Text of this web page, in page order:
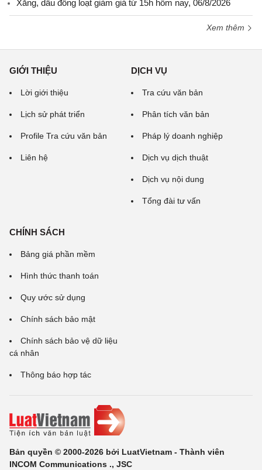
Xăng, dầu đồng loạt giảm giá từ 15h hôm nay, 06/8/2026
Xem thêm
GIỚI THIỆU
Lời giới thiệu
Lịch sử phát triển
Profile Tra cứu văn bản
Liên hệ
DỊCH VỤ
Tra cứu văn bản
Phân tích văn bản
Pháp lý doanh nghiệp
Dịch vụ dịch thuật
Dịch vụ nội dung
Tổng đài tư vấn
CHÍNH SÁCH
Bảng giá phần mềm
Hình thức thanh toán
Quy ước sử dụng
Chính sách bảo mật
Chính sách bảo vệ dữ liệu
cá nhân
Thông báo hợp tác
Bản quyền © 2000-2026 bởi LuatVietnam - Thành viên
INCOM Communications ., JSC